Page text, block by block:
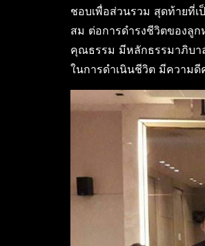
ชอบเพื่อส่วนรวม สุดท้ายที่
สม ต่อการดำรงชีวิตของลู
คุณธรรม มีหลักธรรมาภิบา
ในการดำเนินชีวิต มีความดี